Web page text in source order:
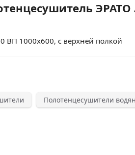
ЭРАТО
ВП 1000x600, с верхней полкой
Полотенцесушители